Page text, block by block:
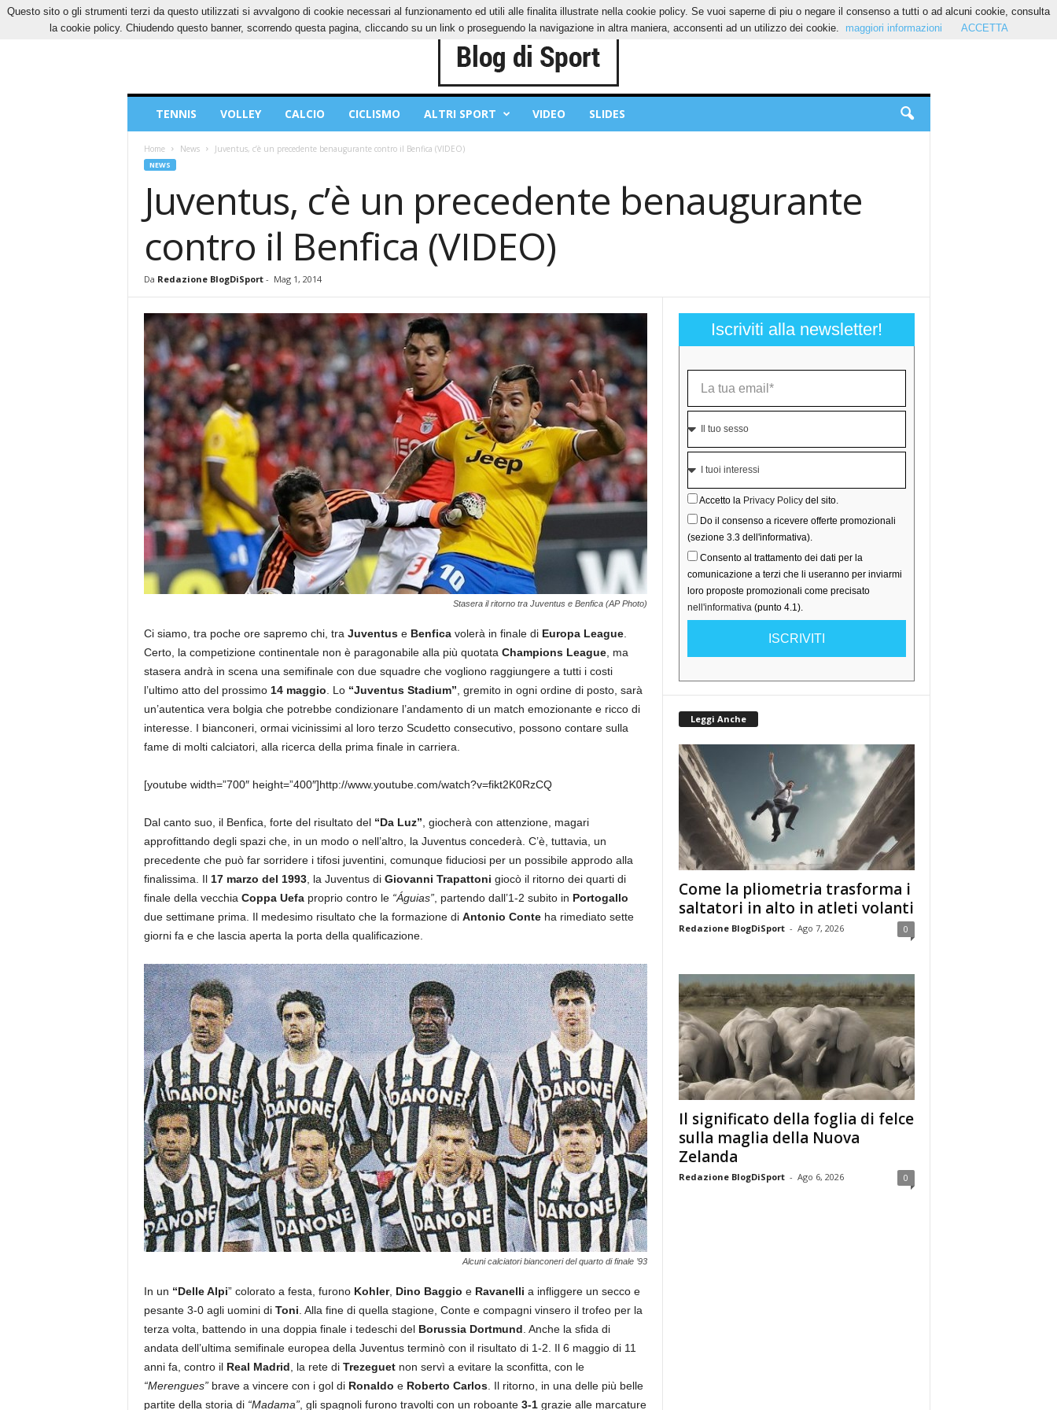
SABATO, 8 AGOSTO 2026 CONTATTI COOKIES PRIVACY POLICY
Sport
TENNIS VOLLEY CALCIO CICLISMO ALTRI SPORT VIDEO SLIDES
Home News Juventus, c’è un precedente benaugurante contro il Benfica (VIDEO)
NEWS
Juventus, c’è un precedente benaugurante
contro il Benfica (VIDEO)
Da Redazione BlogDiSport- Mag 1, 2014
Stasera il ritorno tra Juventus e Benfica (AP Photo)
Ci siamo, tra poche ore sapremo chi, tra Juventus e Benficavolerà in finale di Europa League.
Certo, la competizione continentale non è paragonabile alla più quotata Champions League, ma
stasera andrà in scena una semifinale con due squadre che vogliono raggiungere a tutti i costi
l’ultimo atto del prossimo 14 maggio . Lo “Juventus Stadium” , gremito in ogni ordine di posto, sarà
un’autentica vera bolgia che potrebbe condizionare l’andamento di un match emozionante e ricco di
interesse. I bianconeri, ormai vicinissimi al loro terzo Scudetto consecutivo, possono contare sulla
fame di molti calciatori, alla ricerca della prima finale in carriera.
[youtube width=”700″ height=”400″]http://www.youtube.com/watch?v=fikt2K0RzCQ
Dal canto suo, il Benfica, forte del risultato del “Da Luz” , giocherà con attenzione, magari
approfittando degli spazi che, in un modo o nell’altro, la Juventus concederà. C’è, tuttavia, un
precedente che può far sorridere i tifosi juventini, comunque fiduciosi per un possibile approdo alla
finalissima. Il 17 marzo del 1993, la Juventus di Giovanni Trapattoni giocò il ritorno dei quarti di
finale della vecchia Coppa Uefaproprio contro le “Águias”, partendo dall’1-2 subito in Portogallo
due settimane prima. Il medesimo risultato che la formazione di Antonio Conteha rimediato sette
giorni fa e che lascia aperta la porta della qualificazione.
Alcuni calciatori bianconeri del quarto di finale ’93
In un “Delle Alpi” colorato a festa, furono Kohler, Dino Baggio e Ravanelli a infliggere un secco e
pesante 3-0 agli uomini di Toni . Alla fine di quella stagione, Conte e compagni vinsero il trofeo per la
terza volta, battendo in una doppia finale i tedeschi del Borussia Dortmund . Anche la sfida di
andata dell’ultima semifinale europea della Juventus terminò con il risultato di 1-2. Il 6 maggio di 11
anni fa, contro il Real Madrid , la rete di Trezeguetnon servì a evitare la sconfitta, con le
“Merengues”brave a vincere con i gol di Ronaldo e Roberto Carlos. Il ritorno, in una delle più belle
partite della storia di “Madama”, gli spagnoli furono travolti con un roboante 3-1grazie alle marcature
Iscriviti alla newsletter!
Accetto la Privacy Policydel sito.
Do il consenso a ricevere offerte promozionali
(sezione 3.3 dell'informativa).
Consento al trattamento dei dati per la
comunicazione a terzi che li useranno per inviarmi
loro proposte promozionali come precisato
nell'informativa(punto 4.1).
ISCRIVITI
Leggi Anche
Come la pliometria trasforma i
saltatori in alto in atleti volanti
Redazione BlogDiSport - Ago 7, 2026 0
Il significato della foglia di felce
sulla maglia della Nuova
Zelanda
Redazione BlogDiSport - Ago 6, 2026 0
Questo sito o gli strumenti terzi da questo utilizzati si avvalgono di cookie necessari al funzionamento ed utili alle finalita illustrate nella cookie policy. Se vuoi saperne di piu o negare il consenso a tutti o ad alcuni cookie, consulta
la cookie policy. Chiudendo questo banner, scorrendo questa pagina, cliccando su un link o proseguendo la navigazione in altra maniera, acconsenti ad un utilizzo dei cookie.
maggiori informazioni ACCETTA